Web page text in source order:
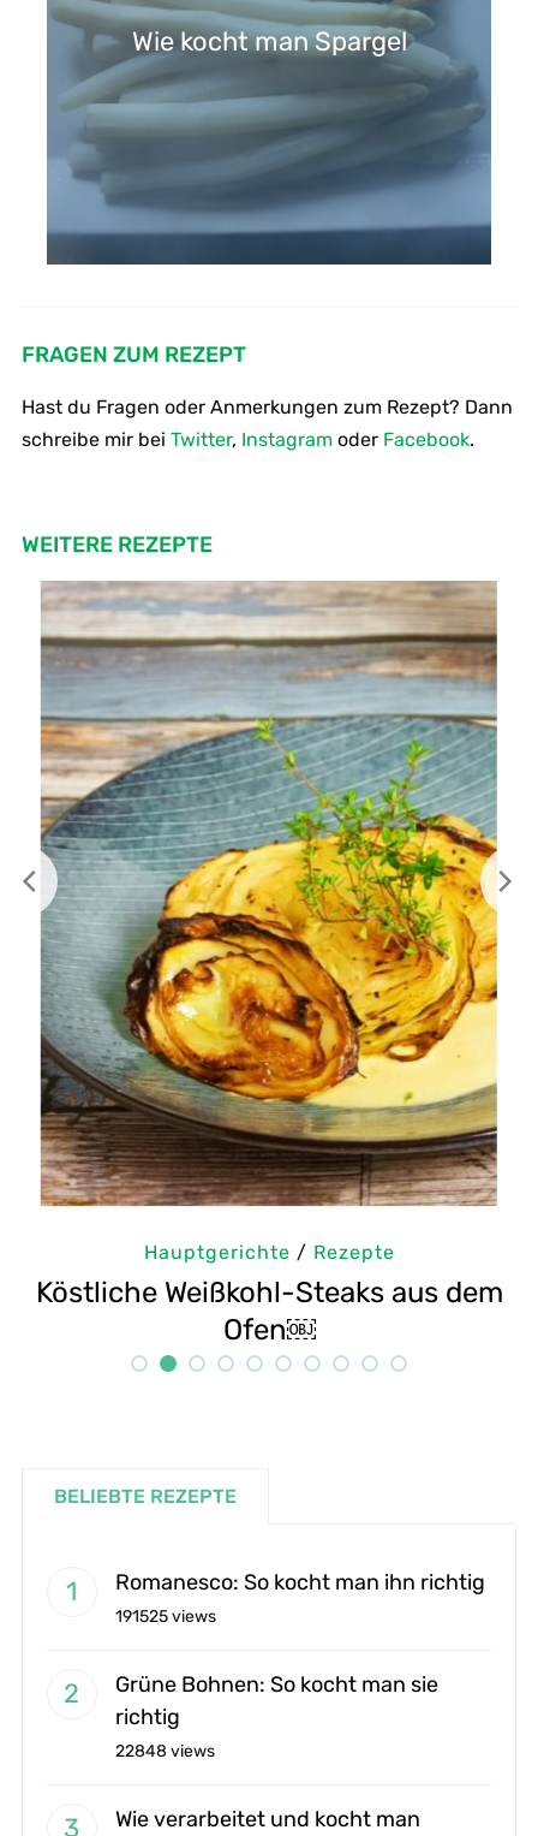
Wie kocht man Spargel
FRAGEN ZUM REZEPT
Hast du Fragen oder Anmerkungen zum Rezept? Dann
schreibe mir bei Twitter, Instagramoder Facebook.
WEITERE REZEPTE
Hauptgerichte/Rezepte
Weißkohl-Steaks aus dem
Ofen￼
BELIEBTE REZEPTE
Romanesco: So kocht man ihn richtig
191525 views
Grüne Bohnen: So kocht man sie
richtig
22848 views
Wie verarbeitet und kocht man